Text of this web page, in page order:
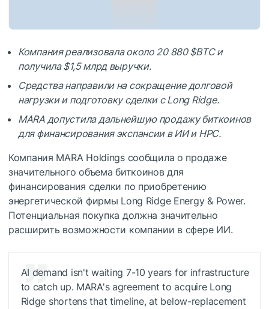
Компания реализовала около 20 880$BTCи
получила $1,5 млрд выручки.
Средства направили на сокращение долговой
нагрузки и подготовку сделки с Long Ridge.
MARA допустила дальнейшую продажу биткоинов
для финансирования экспансии в ИИ и HPC.
Компания MARA Holdings сообщила о продаже
значительного объема биткоинов для
финансирования сделки по приобретению
энергетической фирмы Long Ridge Energy & Power.
Потенциальная покупка должна значительно
расширить возможности компании в сфере ИИ.
AI demand isn't waiting 7-10 years for infrastructure
to catch up. MARA's agreement to acquire Long
Ridge shortens that timeline, at below-replacement